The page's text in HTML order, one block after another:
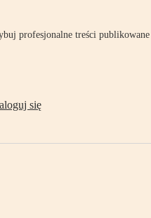
profesjonalne treści publikowane
się